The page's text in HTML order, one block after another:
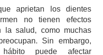
aprietan los dientes
no tienen efectos
la salud, como muchas
Sin embargo,
puede afectar